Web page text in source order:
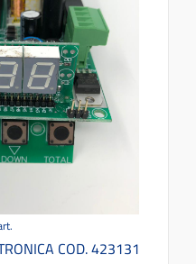
COD. 423131